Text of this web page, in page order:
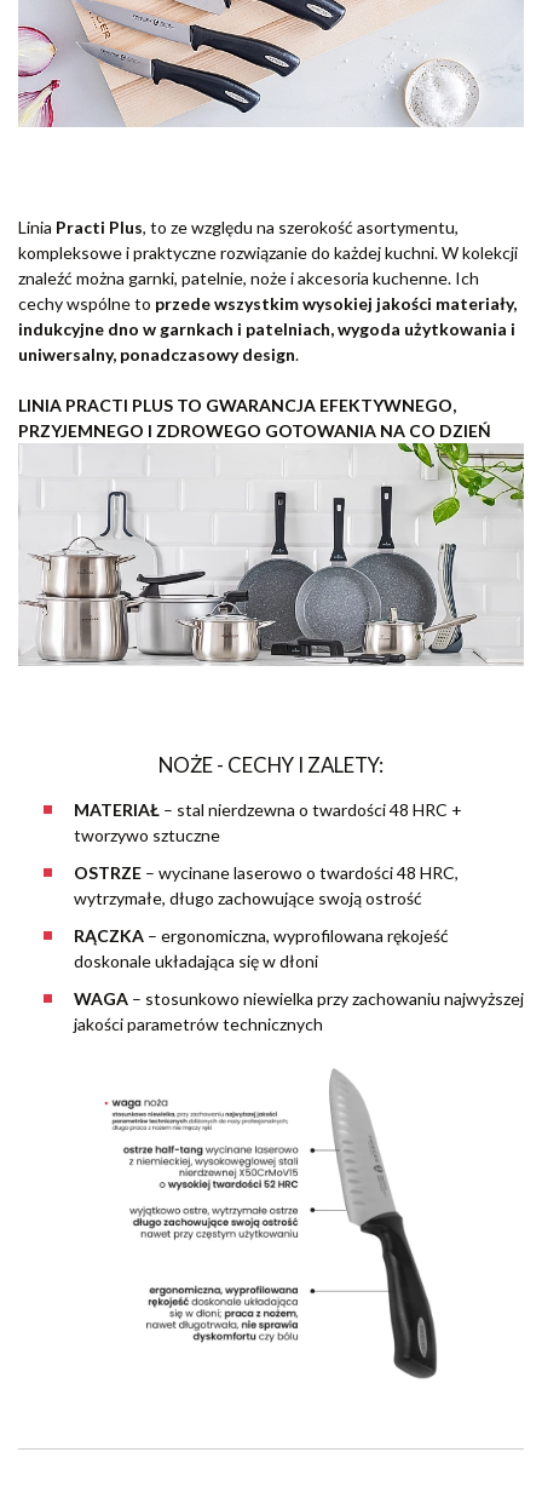
Linia Practi Plus, to ze względu na szerokość asortymentu,
kompleksowe i praktyczne rozwiązanie do każdej kuchni. W kolekcji
znaleźć można garnki, patelnie, noże i akcesoria kuchenne. Ich
cechy wspólne to przede wszystkim wysokiej jakości materiały,
indukcyjne dno w garnkach i patelniach, wygoda użytkowania i
uniwersalny, ponadczasowy design.
LINIA PRACTI PLUS TO GWARANCJA EFEKTYWNEGO,
PRZYJEMNEGO I ZDROWEGO GOTOWANIA NA CO DZIEŃ
NOŻE - CECHY I ZALETY:
MATERIAŁ – stal nierdzewna o twardości 48 HRC +
tworzywo sztuczne
OSTRZE – wycinane laserowo o twardości 48 HRC,
wytrzymałe, długo zachowujące swoją ostrość
RĄCZKA – ergonomiczna, wyprofilowana rękojeść
doskonale układająca się w dłoni
WAGA – stosunkowo niewielka przy zachowaniu najwyższej
jakości parametrów technicznych